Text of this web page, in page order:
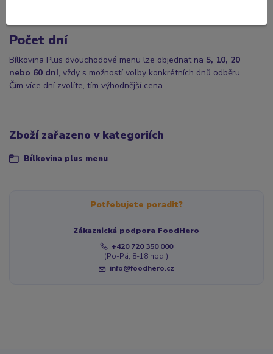
Počet dní
Bílkovina Plus dvouchodové menu lze objednat na 5, 10, 20
nebo 60 dní, vždy s možností volby konkrétních dnů odběru.
Čím více dní zvolíte, tím výhodnější cena.
Zboží zařazeno v kategoriích
Bílkovina plus menu
Potřebujete poradit?
Zákaznická podpora FoodHero
+420 720 350 000
(Po-Pá, 8-18 hod.)
info@foodhero.cz